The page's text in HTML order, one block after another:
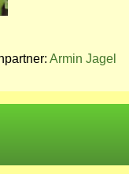
Armin Jagel